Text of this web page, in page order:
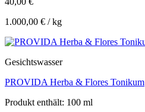
1.000,00 € /kg
Gesichtswasser
PROVIDA Herba & Flores Tonikum
Produkt enthält: 100 ml